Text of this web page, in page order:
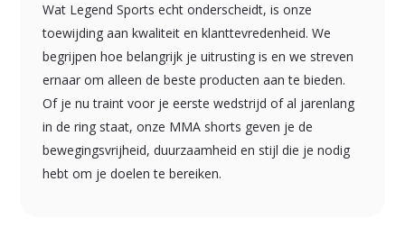
Wat Legend Sports echt onderscheidt, is onze
toewijding aan kwaliteit en klanttevredenheid. We
begrijpen hoe belangrijk je uitrusting is en we streven
ernaar om alleen de beste producten aan te bieden.
Of je nu traint voor je eerste wedstrijd of al jarenlang
in de ring staat, onze MMA shorts geven je de
bewegingsvrijheid, duurzaamheid en stijl die je nodig
hebt om je doelen te bereiken.